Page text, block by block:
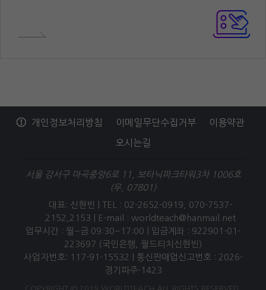
개인정보처리방침 이메일무단수집거부 이용약관
오시는길
서울 강서구 마곡중앙6로 11, 보타닉파크타워3차 1006호
(우, 07801)
대표: 신현빈 | TEL : 02-2652-0919, 070-7537-
2152,2153 |
E-mail : worldteach@hanmail.net
업무시간 : 월~금 09:30~17:00 | 입금계좌 : 922901-01-
223697 (국민은행, 월드티치신현빈)
사업자번호: 117-91-15532 | 통신판매업신고번호 : 2026-
경기파주-1423